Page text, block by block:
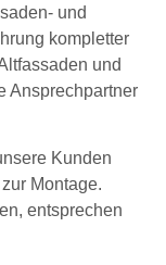
und
kompletter
und
Ansprechpartner
Kunden
Montage.
entsprechen